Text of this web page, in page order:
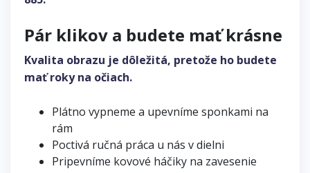
Pár klikov a budete mať krásne
Kvalita obrazu je dôležitá, pretože ho budete
mať roky na očiach.
Plátno vypneme a upevníme sponkami na
rám
Poctivá ručná práca u nás v dielni
Pripevníme kovové háčiky na zavesenie